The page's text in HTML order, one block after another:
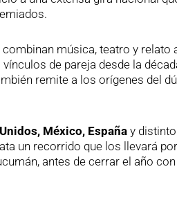
combinan música, teatro y
de pareja desde la
remite a los orígenes del
México, España y
un recorrido que los llevará
antes de cerrar el año